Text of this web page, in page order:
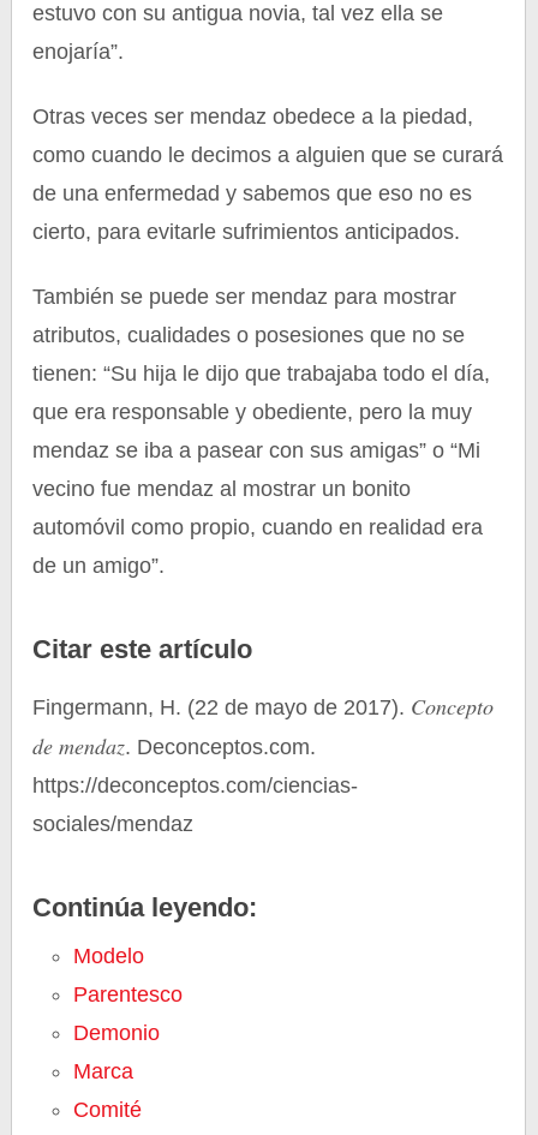
estuvo con su antigua novia, tal vez ella se
enojaría”.
Otras veces ser mendaz obedece a la piedad,
como cuando le decimos a alguien que se curará
de una enfermedad y sabemos que eso no es
cierto, para evitarle sufrimientos anticipados.
También se puede ser mendaz para mostrar
atributos, cualidades o posesiones que no se
tienen: “Su hija le dijo que trabajaba todo el día,
que era responsable y obediente, pero la muy
mendaz se iba a pasear con sus amigas” o “Mi
vecino fue mendaz al mostrar un bonito
automóvil como propio, cuando en realidad era
de un amigo”.
Citar este artículo
Fingermann, H. (22 de mayo de 2017). Concepto
de mendaz. Deconceptos.com.
https://deconceptos.com/ciencias-
sociales/mendaz
Continúa leyendo:
Modelo
Parentesco
Demonio
Marca
Comité